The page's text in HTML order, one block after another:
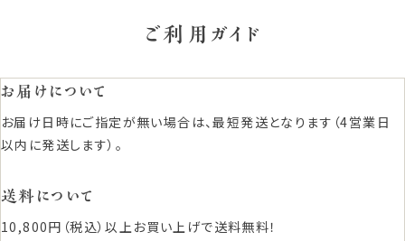
ご利用ガイド
お届けについて
お届け日時にご指定が無い場合は、最短発送となります（4営業日
以内に発送します）。
送料について
10,800円（税込）以上お買い上げで送料無料！